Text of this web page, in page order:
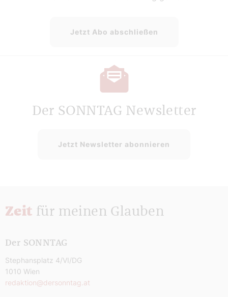
Jetzt Abo abschließen
Der SONNTAG Newsletter
Jetzt Newsletter abonnieren
Zeit für meinen Glauben
Der SONNTAG
Stephansplatz 4/VI/DG
1010 Wien
redaktion@dersonntag.at